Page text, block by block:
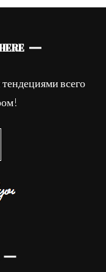
всего